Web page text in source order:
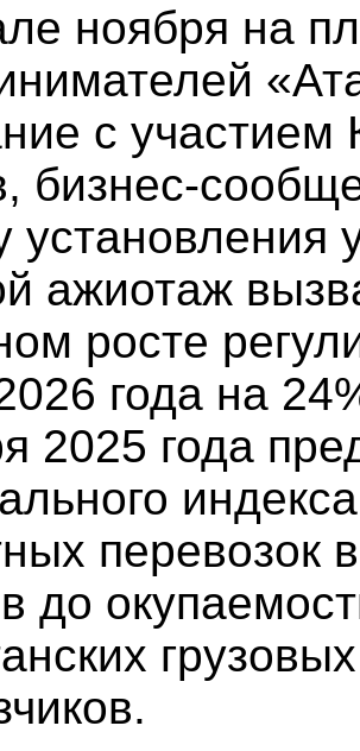
ноября на
с участием
бизнес-
ажиотаж
росте
года на
2025 года
перевозок
до